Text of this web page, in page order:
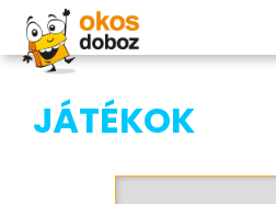
JÁTÉKOK